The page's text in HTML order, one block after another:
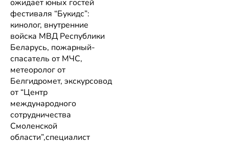
ожидает юных гостей
фестиваля “Букидс”:
кинолог, внутренние
войска МВД Республики
Беларусь, пожарный-
спасатель от МЧС,
метеоролог от
Белгидромет, экскурсовод
от “Центр
международного
сотрудничества
Смоленской
области”,специалист